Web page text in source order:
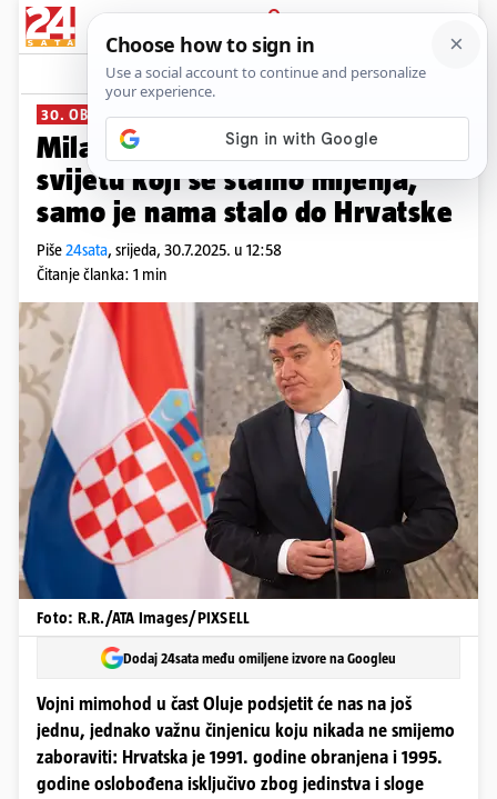
PRIJAVA
News Komentari
30. OBLJETNICA OLUJE
Milanović uoči mimohoda: U
svijetu koji se stalno mijenja,
samo je nama stalo do Hrvatske
Piše24sata, srijeda, 30.7.2025. u 12:58
Čitanje članka: 1 min
Foto: R.R./ATA Images/PIXSELL
Dodaj 24sata među omiljene izvore na Googleu
Vojni mimohod u čast Oluje podsjetit će nas na još
jednu, jednako važnu činjenicu koju nikada ne smijemo
zaboraviti: Hrvatska je 1991. godine obranjena i 1995.
godine oslobođena isključivo zbog jedinstva i sloge